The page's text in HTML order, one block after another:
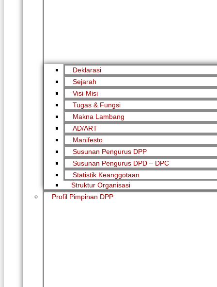
Deklarasi
Sejarah
Visi-Misi
Tugas & Fungsi
Makna Lambang
AD/ART
Manifesto
Susunan Pengurus DPP
Susunan Pengurus DPD – DPC​
Statistik Keanggotaan
Struktur Organisasi
Profil Pimpinan DPP